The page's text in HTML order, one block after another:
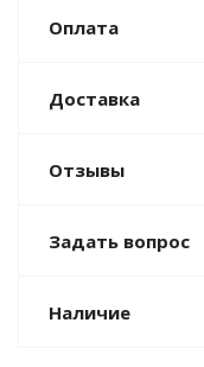
Оплата
Доставка
Отзывы
Задать вопрос
Наличие